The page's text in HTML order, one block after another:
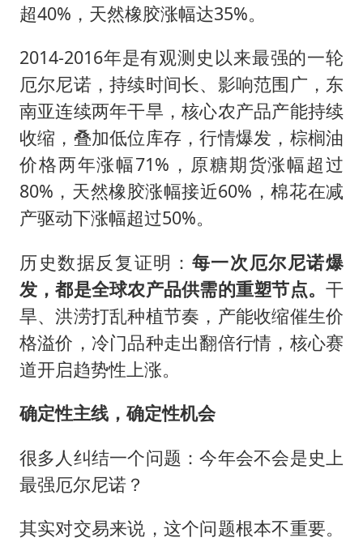
超40%，天然橡胶涨幅达35%。
2014-2016年是有观测史以来最强的一轮
厄尔尼诺，持续时间长、影响范围广，东
南亚连续两年干旱，核心农产品产能持续
收缩，叠加低位库存，行情爆发，棕榈油
价格两年涨幅71%，原糖期货涨幅超过
80%，天然橡胶涨幅接近60%，棉花在减
产驱动下涨幅超过50%。
历史数据反复证明： 每一次厄尔尼诺爆
发，都是全球农产品供需的重塑节点。干
旱、洪涝打乱种植节奏，产能收缩催生价
格溢价，冷门品种走出翻倍行情，核心赛
道开启趋势性上涨。
确定性主线，确定性机会
很多人纠结一个问题：今年会不会是史上
最强厄尔尼诺？
其实对交易来说，这个问题根本不重要。